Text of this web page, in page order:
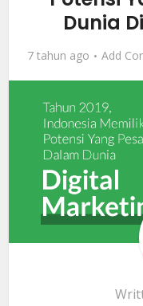
Dunia
7 tahun ago Add